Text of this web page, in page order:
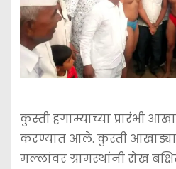
कुस्ती हगाम्याच्या प्रारंभी
करण्यात आले. कुस्ती
मल्लांवर ग्रामस्थांनी रोख